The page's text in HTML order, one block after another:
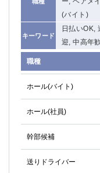
(バイト)
キーワード
日払いOK,
迎, 中高年
職種
ホール(バイト)
ホール(社員)
幹部候補
送りドライバー